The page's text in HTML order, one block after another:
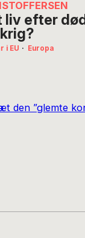
liv efter
i EU · Europa